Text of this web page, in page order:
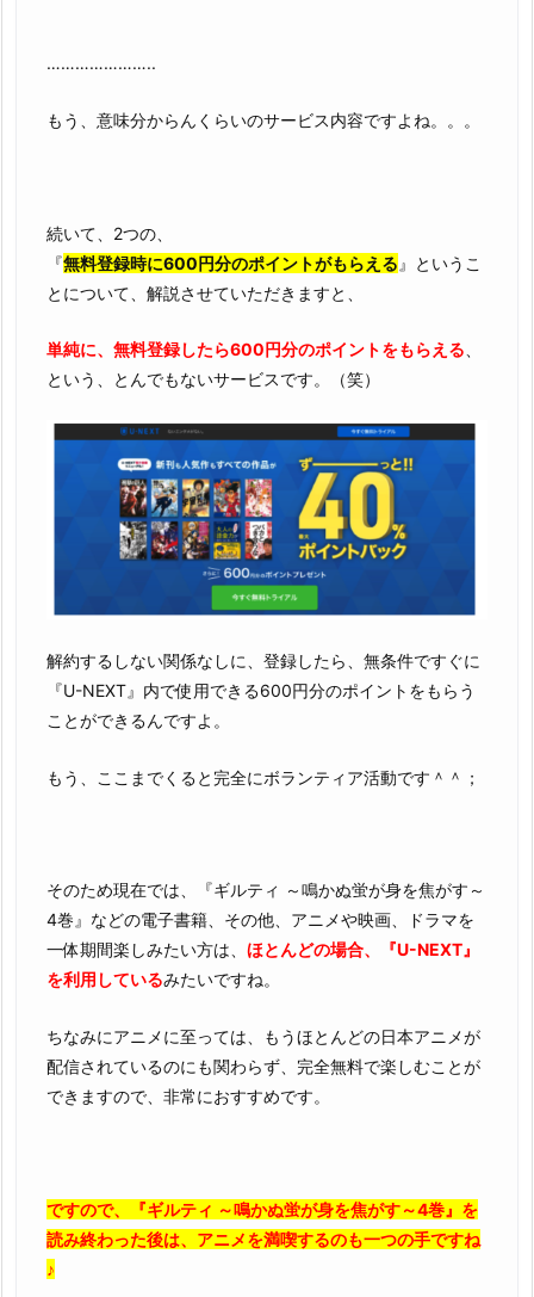
…………………..
もう、意味分からんくらいのサービス内容ですよね。。。
続いて、2つの、
『無料登録時に600円分のポイントがもらえる 』というこ
とについて、解説させていただきますと、
単純に、無料登録したら600円分のポイントをもらえる
という、とんでもないサービスです。（笑）
解約するしない関係なしに、登録したら、無条件ですぐに
『U-NEXT』内で使用できる600円分のポイントをもらう
ことができるんですよ。
もう、ここまでくると完全にボランティア活動です＾＾；
そのため現在では、『ギルティ ～鳴かぬ蛍が身を焦がす～
4巻』などの電子書籍、その他、アニメや映画、ドラマを
一体期間楽しみたい方は、 ほとんどの場合、『U-NEXT』
を利用しているみたいですね。
ちなみにアニメに至っては、もうほとんどの日本アニメが
配信されているのにも関わらず、完全無料で楽しむことが
できますので、非常におすすめです。
ですので、『ギルティ ～鳴かぬ蛍が身を焦がす～4巻』を
読み終わった後は、アニメを満喫するのも一つの手ですね
♪